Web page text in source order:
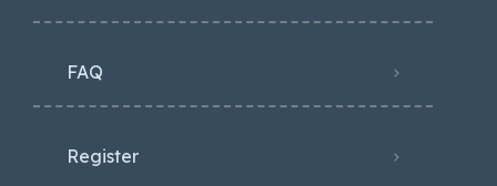
FAQ
Register